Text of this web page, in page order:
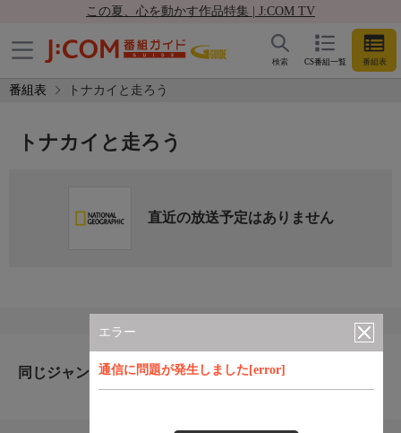
この夏、心を動かす作品特集 | J:COM TV
CS番組一覧 番組表
検索
番組表 トナカイと走ろう
エラー
通信に問題が発生しました[error]
トナカイと走ろう
直近の放送予定はありません
同じジャンルのおすすめ番組